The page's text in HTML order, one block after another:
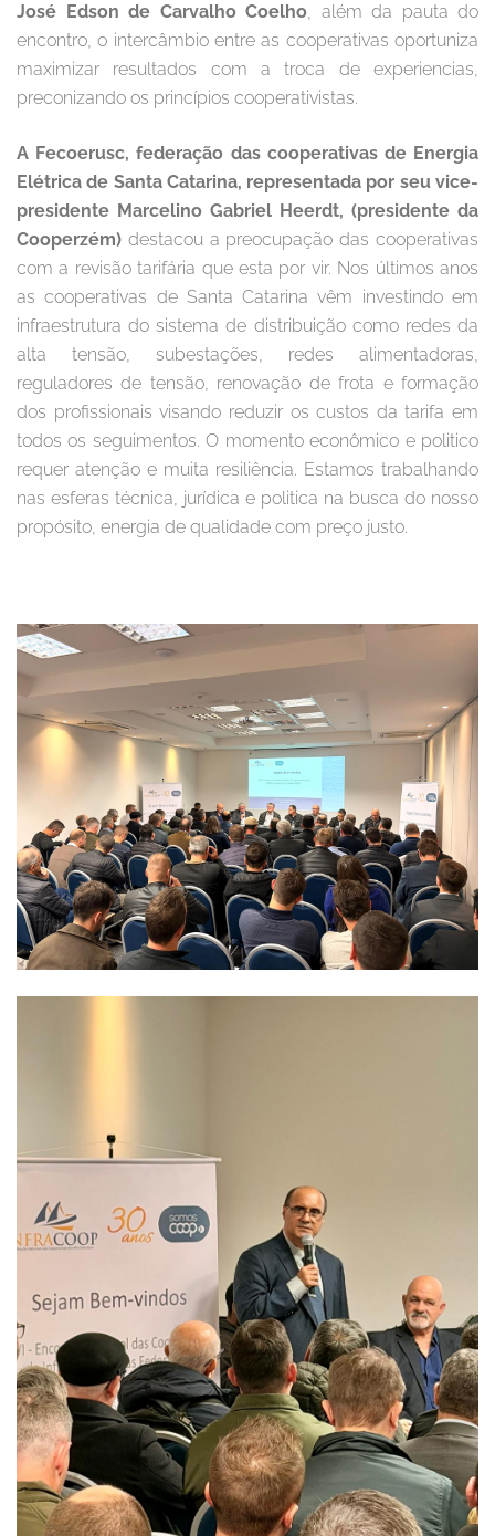
José Edson de Carvalho Coelho , além da pauta do
encontro, o intercâmbio entre as cooperativas oportuniza
maximizar resultados com a troca de experiencias,
preconizando os princípios cooperativistas.
A Fecoerusc, federação das cooperativas de Energia
Elétrica de Santa Catarina, representada por seu vice-
presidente Marcelino Gabriel Heerdt, (presidente da
Cooperzém) destacou a preocupação das cooperativas
com a revisão tarifária que esta por vir. Nos últimos anos
as cooperativas de Santa Catarina vêm investindo em
infraestrutura do sistema de distribuição como redes da
alta tensão, subestações, redes alimentadoras,
reguladores de tensão, renovação de frota e formação
dos profissionais visando reduzir os custos da tarifa em
todos os seguimentos. O momento econômico e politico
requer atenção e muita resiliência. Estamos trabalhando
nas esferas técnica, jurídica e politica na busca do nosso
propósito, energia de qualidade com preço justo.